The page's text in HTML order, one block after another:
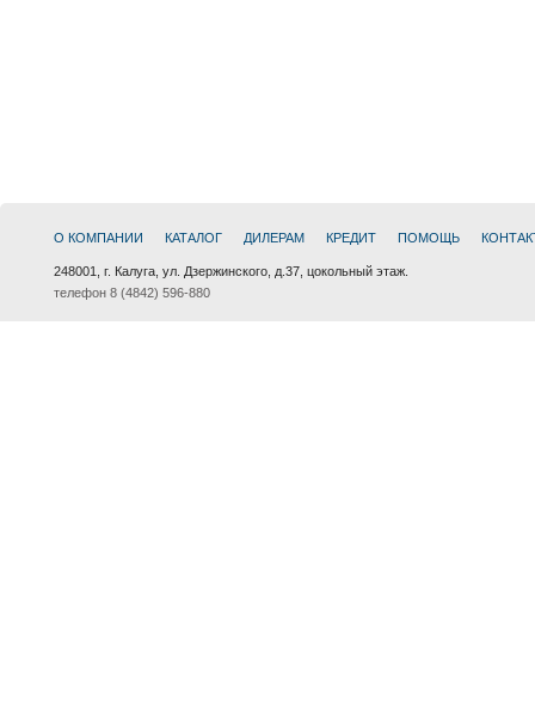
О КОМПАНИИ КАТАЛОГ ДИЛЕРАМ КРЕДИТ ПОМОЩЬ
248001, г. Калуга, ул. Дзержинского, д.37, цокольный этаж.
телефон 8 (4842) 596-880